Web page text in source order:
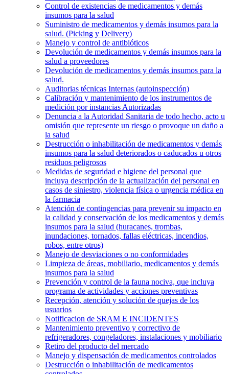
Control de existencias de medicamentos y demás
insumos para la salud
Suministro de medicamentos y demás insumos para la
salud. (Picking y Delivery)
Manejo y control de antibióticos
Devolución de medicamentos y demás insumos para la
salud a proveedores
Devolución de medicamentos y demás insumos para la
salud.
Auditorias técnicas Internas (autoinspección)
Calibración y mantenimiento de los instrumentos de
medición por instancias Autorizadas
Denuncia a la Autoridad Sanitaria de todo hecho, acto u
omisión que represente un riesgo o provoque un daño a
la salud
Destrucción o inhabilitación de medicamentos y demás
insumos para la salud deteriorados o caducados u otros
residuos peligrosos
Medidas de seguridad e higiene del personal que
incluya descripción de la actualización del personal en
casos de siniestro, violencia física o urgencia médica en
la farmacia
Atención de contingencias para prevenir su impacto en
la calidad y conservación de los medicamentos y demás
insumos para la salud (huracanes, trombas,
inundaciones, tornados, fallas eléctricas, incendios,
robos, entre otros)
Manejo de desviaciones o no conformidades
Limpieza de áreas, mobiliario, medicamentos y demás
insumos para la salud
Prevención y control de la fauna nociva, que incluya
programa de actividades y acciones preventivas
Recepción, atención y solución de quejas de los
usuarios
Notificacion de SRAM E INCIDENTES
Mantenimiento preventivo y correctivo de
refrigeradores, congeladores, instalaciones y mobiliario
Retiro del producto del mercado
Manejo y dispensación de medicamentos controlados
Destrucción o inhabilitación de medicamentos